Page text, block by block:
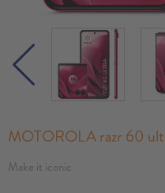
MOTOROLA razr 60
Make it iconic